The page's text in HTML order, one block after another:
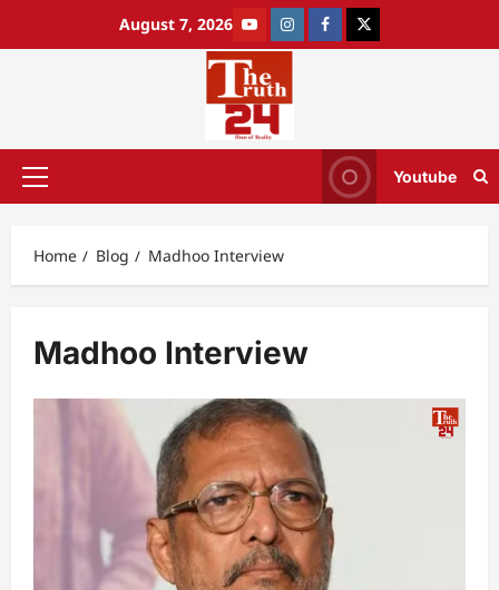
August 7, 2026
Youtube
Home Blog Madhoo Interview
Madhoo Interview